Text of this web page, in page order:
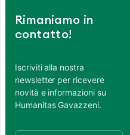
Rimaniamo in
contatto!
Iscriviti alla nostra
newsletter per ricevere
novità e informazioni su
Humanitas Gavazzeni.